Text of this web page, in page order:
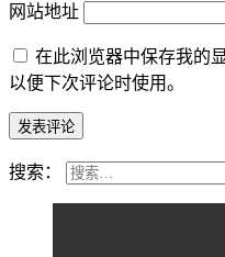
网站地址
在此浏览器中保存我的
以便下次评论时使用。
搜索：